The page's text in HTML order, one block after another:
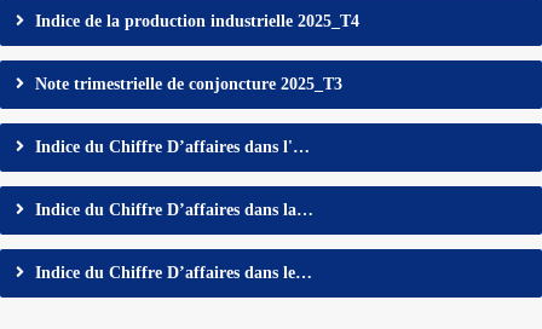
Indice de la production industrielle 2025_T4
Note trimestrielle de conjoncture 2025_T3
Indice du Chiffre D’affaires dans l'…
Indice du Chiffre D’affaires dans la…
Indice du Chiffre D’affaires dans le…